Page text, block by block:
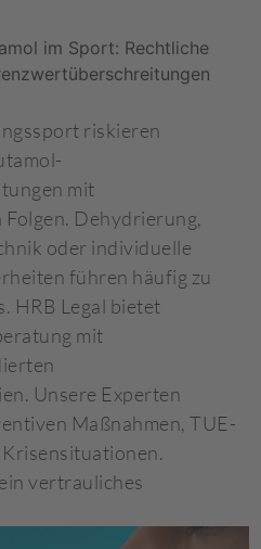
im Sport: Rechtliche
riskieren
mit
Dehydrierung,
oder individuelle
führen häufig zu
HRB Legal bietet
mit
Unsere Experten
Maßnahmen, TUE-
vertrauliches